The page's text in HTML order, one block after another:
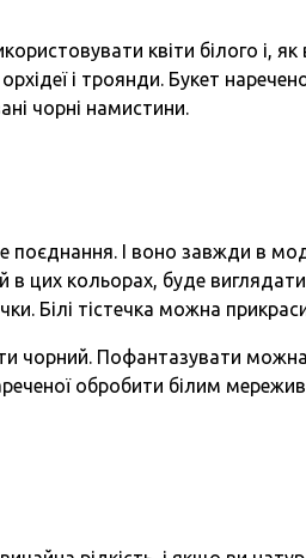
квіти білого і,
орхідеї і троянди. Букет
чорні намистини.
поєднання. І воно завжди в
в цих кольорах, буде
Білі тістечка можна
чорний. Пофантазувати
обробити білим